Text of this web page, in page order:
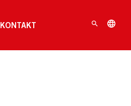
KONTAKT